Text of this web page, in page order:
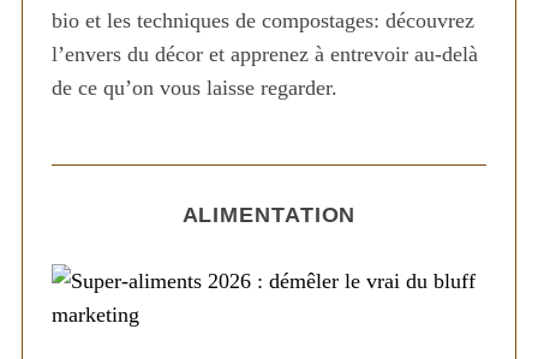
bio et les techniques de compostages: découvrez
l’envers du décor et apprenez à entrevoir au-delà
de ce qu’on vous laisse regarder.
ALIMENTATION